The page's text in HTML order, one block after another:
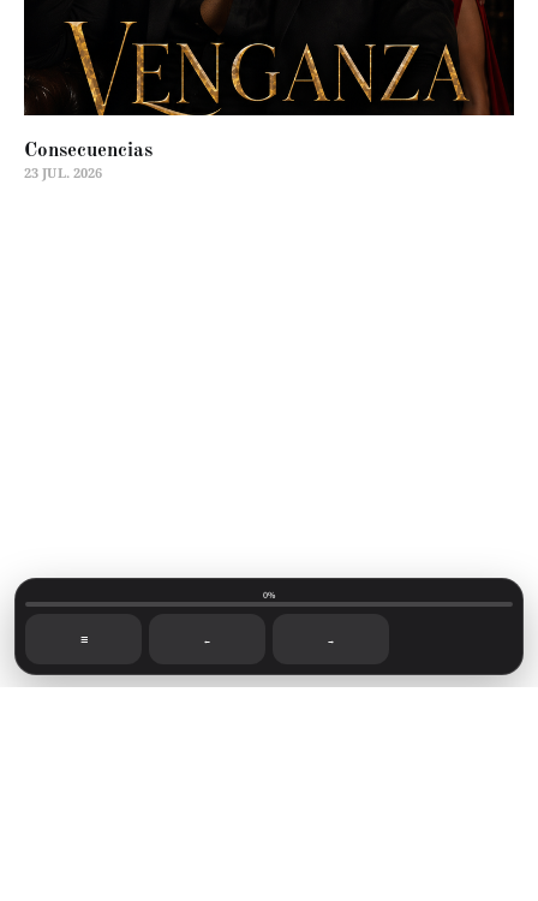
☰ ←
0%
→
Consecuencias
23 JUL. 2026